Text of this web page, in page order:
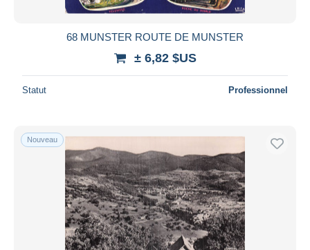
68 MUNSTER ROUTE DE MUNSTER
± 6,82 $US
Statut Professionnel
Nouveau